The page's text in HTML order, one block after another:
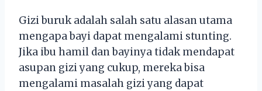
Gizi buruk adalah salah satu alasan utama
mengapa bayi dapat mengalami stunting.
Jika ibu hamil dan bayinya tidak mendapat
asupan gizi yang cukup, mereka bisa
mengalami masalah gizi yang dapat